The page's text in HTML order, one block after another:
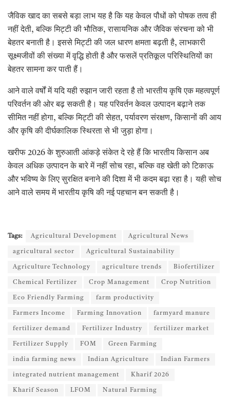
जैविक खाद का सबसे बड़ा लाभ यह है कि यह केवल पौधों को पोषक तत्व ही
नहीं देती, बल्कि मिट्टी की भौतिक, रासायनिक और जैविक संरचना को भी
बेहतर बनाती है। इससे मिट्टी की जल धारण क्षमता बढ़ती है, लाभकारी
सूक्ष्मजीवों की संख्या में वृद्धि होती है और फसलें प्रतिकूल परिस्थितियों का
बेहतर सामना कर पाती हैं।
आने वाले वर्षों में यदि यही रुझान जारी रहता है तो भारतीय कृषि एक महत्वपूर्ण
परिवर्तन की ओर बढ़ सकती है। यह परिवर्तन केवल उत्पादन बढ़ाने तक
सीमित नहीं होगा, बल्कि मिट्टी की सेहत, पर्यावरण संरक्षण, किसानों की आय
और कृषि की दीर्घकालिक स्थिरता से भी जुड़ा होगा।
खरीफ 2026 के शुरुआती आंकड़े संकेत दे रहे हैं कि भारतीय किसान अब
केवल अधिक उत्पादन के बारे में नहीं सोच रहा, बल्कि वह खेती को टिकाऊ
और भविष्य के लिए सुरक्षित बनाने की दिशा में भी कदम बढ़ा रहा है। यही सोच
आने वाले समय में भारतीय कृषि की नई पहचान बन सकती है।
Tags: Agricultural Development Agricultural News
agricultural sector Agricultural Sustainability
Agriculture Technology agriculture trends Biofertilizer
Chemical Fertilizer Crop Management Crop Nutrition
Eco Friendly Farming farm productivity
Farmers Income Farming Innovation farmyard manure
fertilizer demand Fertilizer Industry fertilizer market
Fertilizer Supply FOM Green Farming
india farming news Indian Agriculture Indian Farmers
integrated nutrient management Kharif 2026
Kharif Season LFOM Natural Farming